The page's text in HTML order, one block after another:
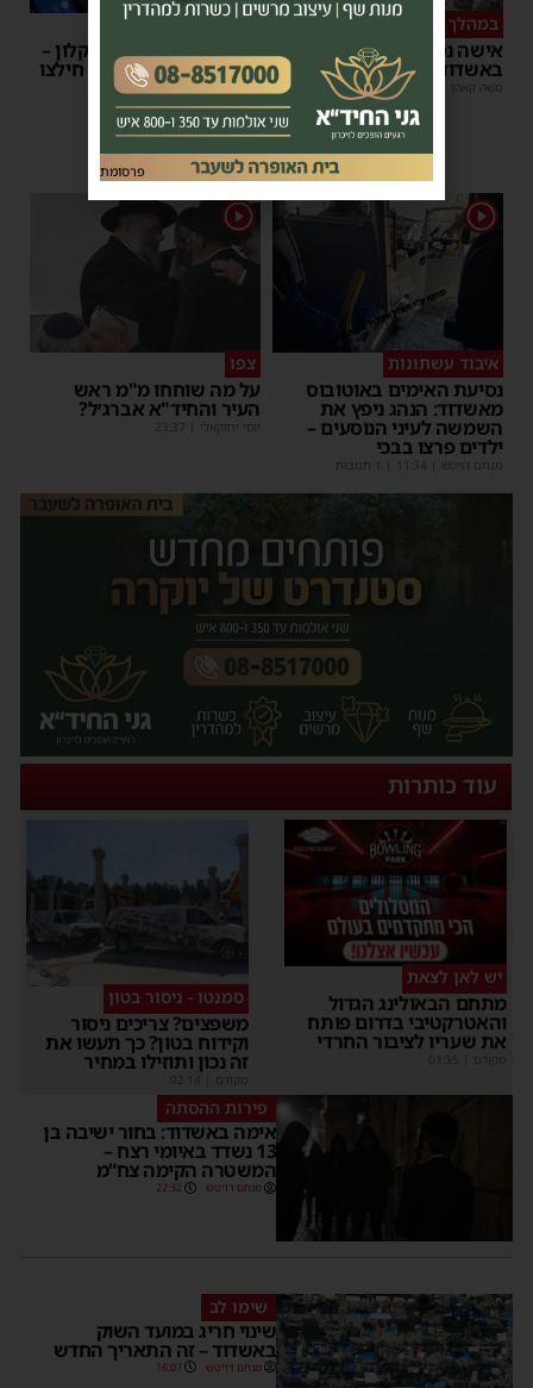
במהלך העבודה
אישה נפלה מסולם במחסן
באשדוד
משה קאהן 17:31
צפו
תינוק ננעל ברכב באשקלון –
המתנדבים האשדודים חילצו
אותו בשלום
משה קאהן |
11:53
1
איבוד עשתונות
נסיעת האימים באוטובוס
מאשדוד: הנהג ניפץ את
השמשה לעיני הנוסעים –
ילדים פרצו בבכי
מנחם דויטש 11:34
1
צפו
על מה שוחחו מ"מ ראש
העיר והחיד"א אברג׳ל?
יוסי יחזקאלי 23:37
עוד כותרות
יש לאן לצאת
מתחם הבאולינג הגדול
והאטרקטיבי בדרום פותח
את שעריו לציבור החרדי
מקודם
סמנטו - ניסור בטון
משפצים? צריכים ניסור
וקידוח בטון? כך תעשו את
זה נכון ותוזילו במחיר
מקודם
פירות ההסתה
אימה באשדוד: בחור ישיבה בן
13 נשדד באיומי רצח –
המשטרה הקימה צח”מ
מנחם דויטש 22:32
שימו לב
שינוי חריג במועד השוק
באשדוד – זה התאריך החדש
מנחם דויטש 16:07
פרסומת